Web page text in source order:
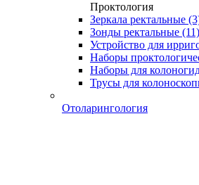
Проктология
Зеркала ректальные
Зонды ректальные (11)
Устройство для
Наборы
Наборы для
Трусы для
Отоларингология